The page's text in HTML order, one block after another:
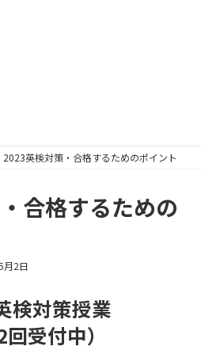
2023英検対策・合格するためのポイント
合格するための
月2日
検対策授業
受付中）